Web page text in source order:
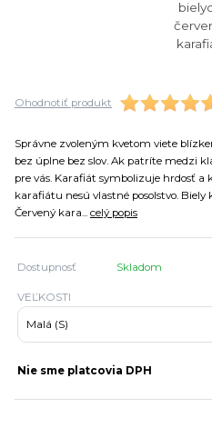
Ohodnotiť produkt
Správne zvoleným kvetom viete
bez úplne bez slov. Ak patríte medzi
pre vás. Karafiát symbolizuje hrdosť a
karafiátu nesú vlastné posolstvo.
Červený kara... celý popis
Dostupnosť Skladom
VEĽKOSTI
Nie sme platcovia DPH